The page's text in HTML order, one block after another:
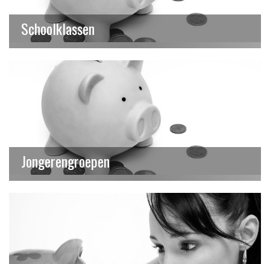
Schoolklassen
Jongerengroepen